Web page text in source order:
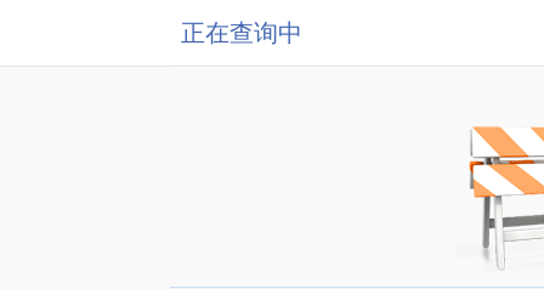
正在查询中